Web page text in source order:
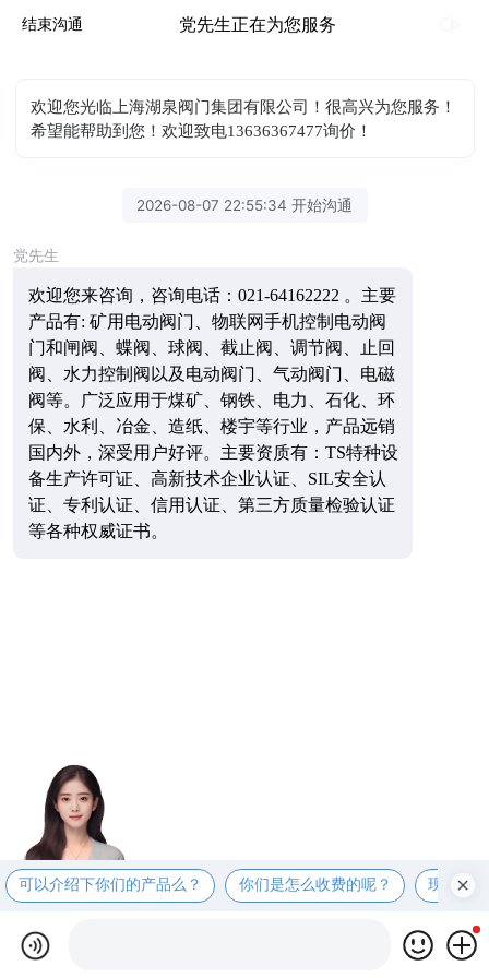
结束沟通 党先生正在为您服务
欢迎您光临上海湖泉阀门集团有限公司！很高兴为您服务！
希望能帮助到您！欢迎致电13636367477询价！
2026-08-07 22:55:34 开始沟通
党先生
欢迎您来咨询， 咨询电话： 021-64162222 。主要
产品有: 矿用电动阀门、物联网手机控制电动阀
门和闸阀、蝶阀、球阀、截止阀、调节阀、止回
阀、水力控制阀以及电动阀门、气动阀门、电磁
阀等。广泛应用于煤矿、钢铁、电力、石化、环
保、水利、冶金、造纸、楼宇等行业，产品远销
国内外，深受用户好评。主要资质有：TS特种设
备生产许可证、高新技术企业认证、SIL安全认
证、专利认证、信用认证、第三方质量检验认证
等各种权威证书。
可以介绍下你们的产品么？ 你们是怎么收费的呢？ 现在有